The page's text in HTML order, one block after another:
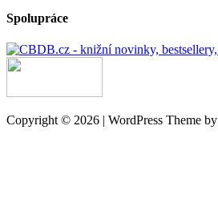
Spolupráce
Copyright © 2026 | WordPress Theme by